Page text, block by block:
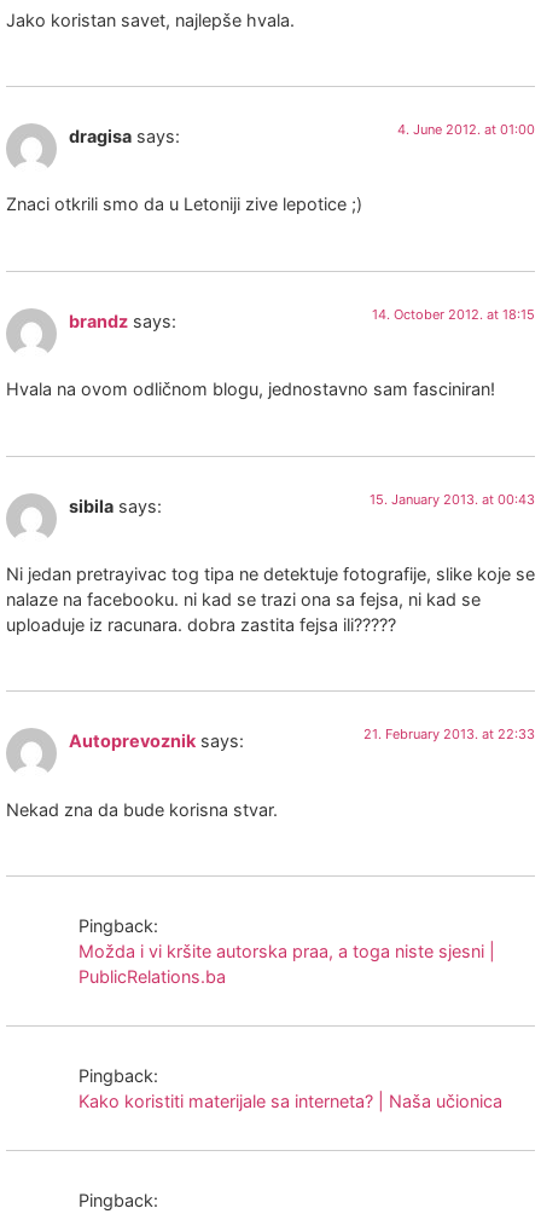
Jako koristan savet, najlepše hvala.
dragisa says: 4. June 2012. at 01:00
Znaci otkrili smo da u Letoniji zive lepotice ;)
brandz says: 14. October 2012. at 18:15
Hvala na ovom odličnom blogu, jednostavno sam fasciniran!
sibila says: 15. January 2013. at 00:43
Ni jedan pretrayivac tog tipa ne detektuje fotografije, slike koje se
nalaze na facebooku. ni kad se trazi ona sa fejsa, ni kad se
uploaduje iz racunara. dobra zastita fejsa ili?????
Autoprevoznik says: 21. February 2013. at 22:33
Nekad zna da bude korisna stvar.
Pingback:
Možda i vi kršite autorska praa, a toga niste sjesni |
PublicRelations.ba
Pingback:
Kako koristiti materijale sa interneta? | Naša učionica
Pingback: